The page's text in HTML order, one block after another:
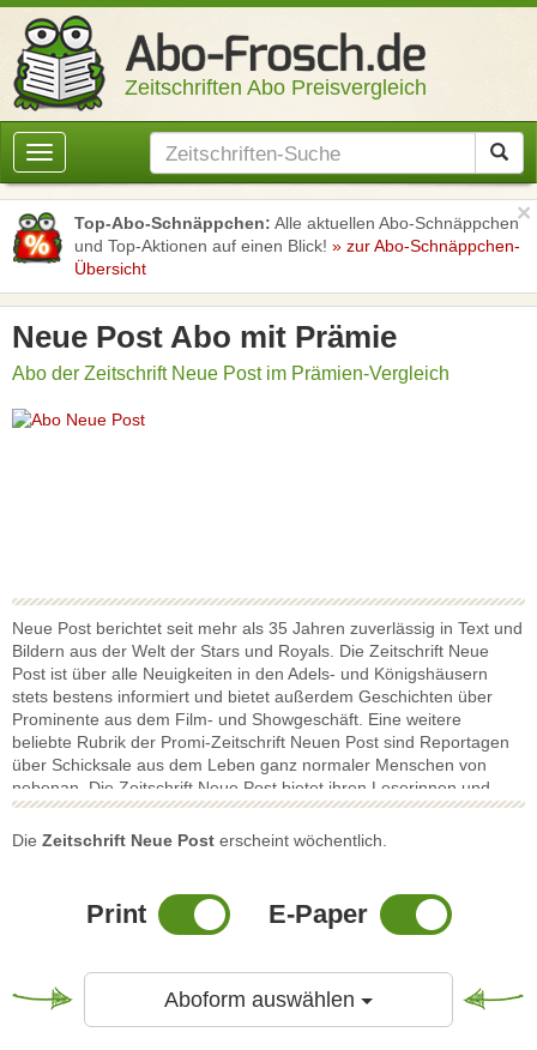
Zeitschriften Abo Preisvergleich
Toggle
navigation
Top-Abo-Schnäppchen: Alle aktuellen Abo-Schnäppchen
und Top-Aktionen auf einen Blick! » zur Abo-Schnäppchen-
Übersicht
×
Neue Post Abo mit Prämie
Abo der Zeitschrift Neue Post im Prämien-Vergleich
Neue Post berichtet seit mehr als 35 Jahren zuverlässig in Text und
Bildern aus der Welt der Stars und Royals. Die Zeitschrift Neue
Post ist über alle Neuigkeiten in den Adels- und Königshäusern
stets bestens informiert und bietet außerdem Geschichten über
Prominente aus dem Film- und Showgeschäft. Eine weitere
beliebte Rubrik der Promi-Zeitschrift Neuen Post sind Reportagen
über Schicksale aus dem Leben ganz normaler Menschen von
nebenan. Die Zeitschrift Neue Post bietet ihren Leserinnen und
Lesern auch wertvolle Alltagshilfen in den Bereichen Mode,
Kosmetik und Gesundheit. Viele Rätsel und zahlreiche Rezepte
Vielzahl von interessanten Themen rund um Stars & Royals
abdeckt, ist bei der Zeitschrift Neue Post richtig. Es ist sicher kein
Erscheinen der aktuellen Zeitschrift Neue Post freuen.
Die Zeitschrift Neue Post erscheint wöchentlich.
Print E-Paper
Aboform auswählen Toggle